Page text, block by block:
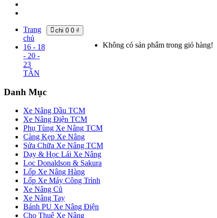
chi 0 0 ₫
Không có sản phẩm trong giỏ hàng!
Trang
chủ
16 - 18
- 20 -
23
TẤN
Danh Mục
Xe Nâng Dầu TCM
Xe Nâng Điện TCM
Phụ Tùng Xe Nâng TCM
Càng Kẹp Xe Nâng
Sửa Chữa Xe Nâng TCM
Dạy & Học Lái Xe Nâng
Lọc Donaldson & Sakura
Lốp Xe Nâng Hàng
Lốp Xe Máy Công Trình
Xe Nâng Cũ
Xe Nâng Tay
Bánh PU Xe Nâng Điện
Cho Thuê Xe Nâng